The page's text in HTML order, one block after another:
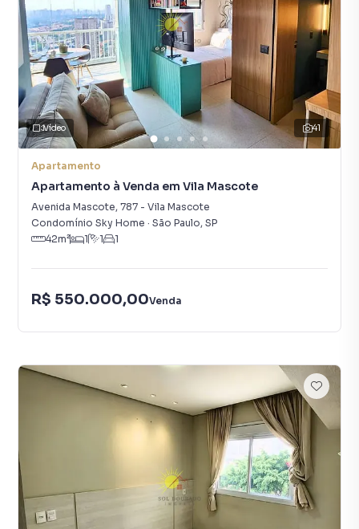
41
Vídeo
Apartamento
Apartamento à Venda em Vila Mascote
Avenida Mascote, 787 - Vila Mascote
Condomínio Sky Home · São Paulo, SP
42m² 1 1 1
R$ 550.000,00Venda